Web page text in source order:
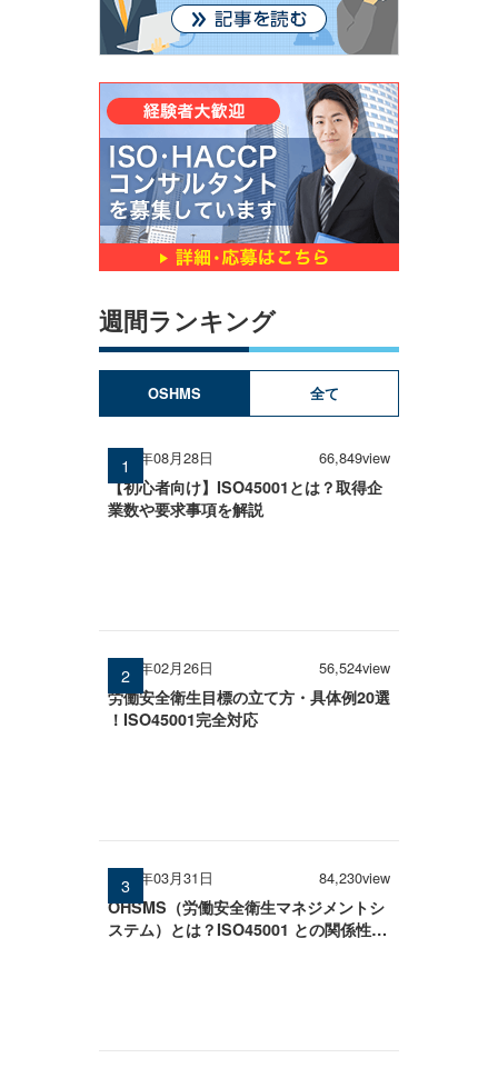
週間ランキング
OSHMS 全て
2025年08月28日 66,849view
【初心者向け】ISO45001とは？取得企
業数や要求事項を解説
2026年02月26日 56,524view
労働安全衛生目標の立て方・具体例20選
！ISO45001完全対応
2025年03月31日 84,230view
OHSMS（労働安全衛生マネジメントシ
ステム）とは？ISO45001 との関係性を